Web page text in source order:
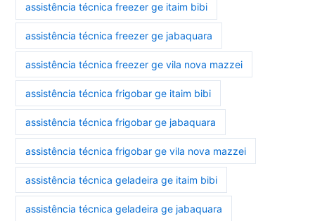
assistência técnica freezer ge itaim bibi
assistência técnica freezer ge jabaquara
assistência técnica freezer ge vila nova mazzei
assistência técnica frigobar ge itaim bibi
assistência técnica frigobar ge jabaquara
assistência técnica frigobar ge vila nova mazzei
assistência técnica geladeira ge itaim bibi
assistência técnica geladeira ge jabaquara